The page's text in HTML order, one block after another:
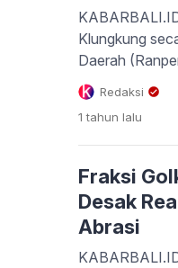
Klungkung
Daerah
Daerah
2029 untuk
Nengah
sidang
Redaksi
1 tahun lalu
Fraksi
Desak
Abrasi